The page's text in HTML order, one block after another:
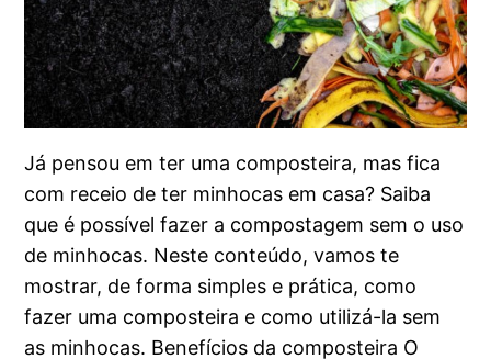
Já pensou em ter uma composteira, mas fica
com receio de ter minhocas em casa? Saiba
que é possível fazer a compostagem sem o uso
de minhocas. Neste conteúdo, vamos te
mostrar, de forma simples e prática, como
fazer uma composteira e como utilizá-la sem
as minhocas. Benefícios da composteira O